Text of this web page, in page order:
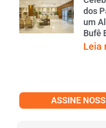
dos
um
Bufê
Leia
ASSINE